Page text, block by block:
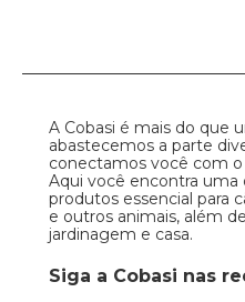
A Cobasi é mais do que
abastecemos a parte
conectamos você com
Aqui você encontra uma
produtos essencial para
e outros animais, além
jardinagem e casa.
Siga a Cobasi nas